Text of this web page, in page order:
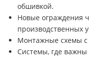
обшивкой.
Новые ограждения
производственных
Монтажные схемы с
Системы, где